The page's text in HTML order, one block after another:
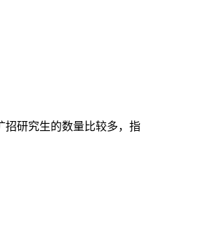
招研究生的数量比较多，指